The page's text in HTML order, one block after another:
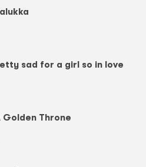
sad for a girl so in love
Golden Throne